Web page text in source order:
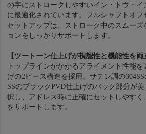
の字にストロークしやすいイン・トウ・イ
に最適化されています。フルシャフトオ
セットアップは、ストローク中のスムー
ョンをしっかりサポートします。
【ツートーン仕上げが視認性と機能性を両
トップラインがかかるアライメント性能
げの2ピース構造を採用。サテン調の
SSのブラックPVD仕上げのバック部分が
択し、アドレス時に正確にセットしやすく
をサポートします。